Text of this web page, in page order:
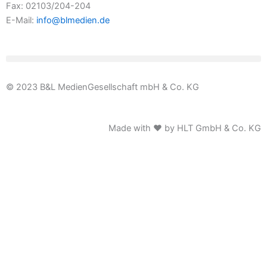
Fax: 02103/204-204
E-Mail: info@blmedien.de
© 2023 B&L MedienGesellschaft mbH & Co. KG
Made with ♥ by HLT GmbH & Co. KG